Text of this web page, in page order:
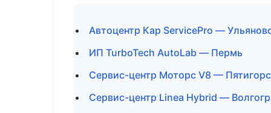
Автоцентр Кар ServicePro —
ИП TurboTech AutoLab — Пермь
Сервис-центр Моторс V8 —
Сервис-центр Linea Hybrid —